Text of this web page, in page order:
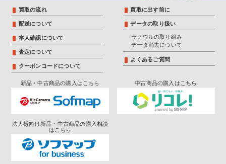
買取の流れ
配送について
本人確認について
査定について
クーポンコードについて
買取に出す前に
データの取り扱い
ラクウルの取り組み
データ消去について
よくあるご質問
新品・中古商品の購入はこちら 中古商品の購入はこちら
法人様向け新品・中古商品の購入相談
はこちら